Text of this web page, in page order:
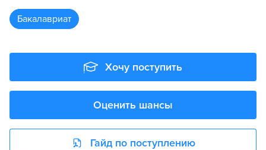
бакалавриат
Хочу поступить
Оценить шансы
Гайд по поступлению